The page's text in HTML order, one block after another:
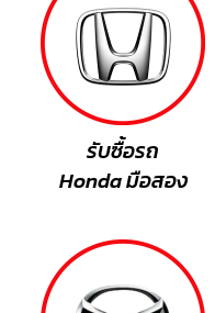
รับซื้อรถ
Honda มือสอง